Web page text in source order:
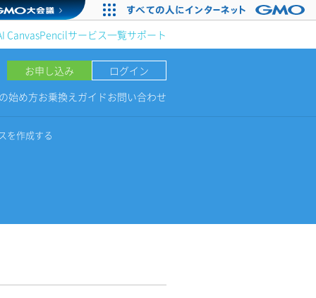
CanvasPencilサービス一覧サポート
お申し込み
ログイン
始め方お乗換えガイドお問い合わせ
を作成する